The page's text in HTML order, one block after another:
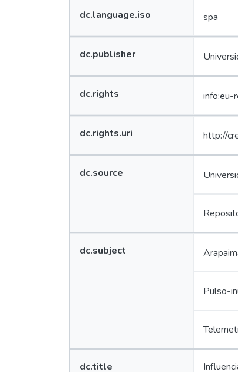
dc.language.iso
Lang
spa
dc.publisher
Lang
dc.rights
Lang
info:eu-
dc.rights.uri
Lang
http://
dc.source
Lang
dc.subject
Lang
Pulso-
dc.title